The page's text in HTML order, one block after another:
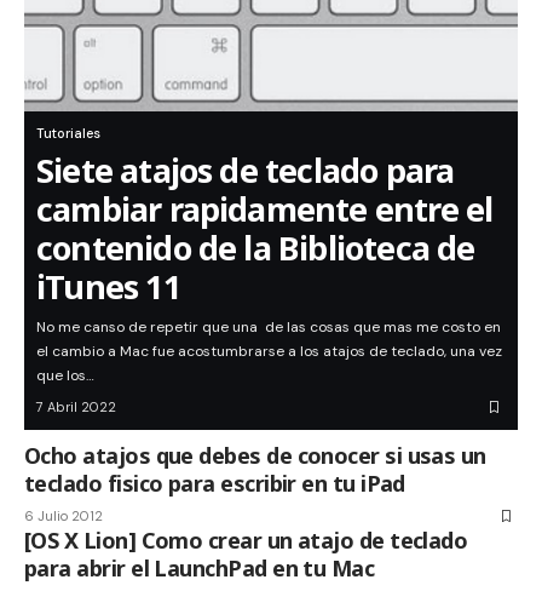
Tutoriales
Siete atajos de teclado para
cambiar rapidamente entre el
contenido de la Biblioteca de
iTunes 11
No me canso de repetir que una de las cosas que mas me costo en
el cambio a Mac fue acostumbrarse a los atajos de teclado, una vez
que los…
7 Abril 2022
Ocho atajos que debes de conocer si usas un
teclado fisico para escribir en tu iPad
6 Julio 2012
[OS X Lion] Como crear un atajo de teclado
para abrir el LaunchPad en tu Mac